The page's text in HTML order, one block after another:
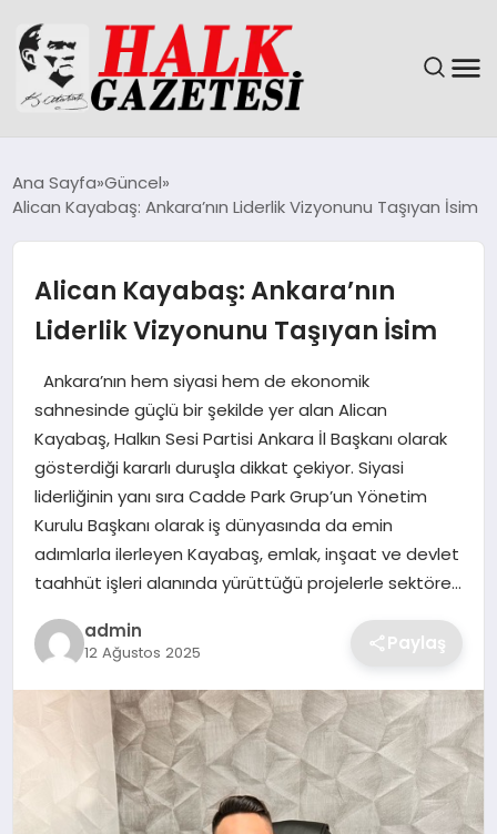
EĞITIM
EKONOMI
SAĞLIK
SIYASET
TEKNOLOJI
Ana Sayfa Güncel
Alican Kayabaş: Ankara’nın Liderlik Vizyonunu Taşıyan İsim
Alican Kayabaş: Ankara’nın
Liderlik Vizyonunu Taşıyan İsim
Ankara’nın hem siyasi hem de ekonomik
sahnesinde güçlü bir şekilde yer alan Alican
Kayabaş, Halkın Sesi Partisi Ankara İl Başkanı olarak
gösterdiği kararlı duruşla dikkat çekiyor. Siyasi
liderliğinin yanı sıra Cadde Park Grup’un Yönetim
Kurulu Başkanı olarak iş dünyasında da emin
adımlarla ilerleyen Kayabaş, emlak, inşaat ve devlet
taahhüt işleri alanında yürüttüğü projelerle sektöre…
admin
12 Ağustos 2025 Paylaş